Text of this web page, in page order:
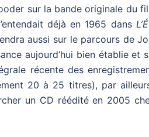
sur la bande originale du
déjà en 1965 dans
aussi sur le parcours de
aujourd’hui bien établie et
récente des
20 à 25 titres), par
un CD réédité en 2005